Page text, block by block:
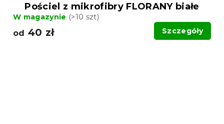
Pościel z mikrofibry FLORANY białe
W magazynie (>10 szt)
od 40 zł Szczegóły